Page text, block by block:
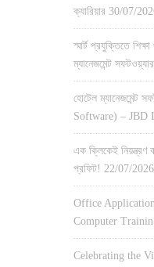
ক্যারিয়ার 30/07/
স্মার্ট প্রযুক্তিতে
ম্যানেজমেন্ট
হোটেল ম্যানেজমেন্ট
Software) – JBD
এক ক্লিকেই
প্রফিট! 22/07/2026
Office Application
Computer
Celebrating the